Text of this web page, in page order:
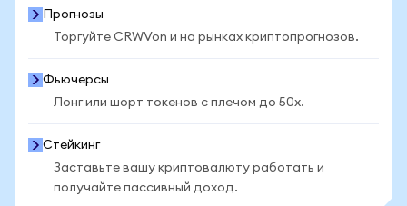
Прогнозы
Торгуйте CRWVon и на рынках криптопрогнозов.
Фьючерсы
Лонг или шорт токенов с плечом до 50x.
Стейкинг
Заставьте вашу криптовалюту работать и
получайте пассивный доход.